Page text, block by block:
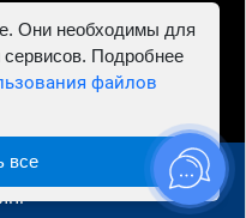
ИНН 781302555843,
- Автосервис "Евро
Они необходимы для
Подробнее
файлов
все